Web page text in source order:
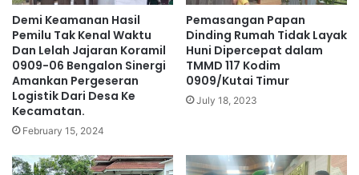
Demi Keamanan Hasil
Pemilu Tak Kenal Waktu
Dan Lelah Jajaran Koramil
0909-06 Bengalon Sinergi
Amankan Pergeseran
Logistik Dari Desa Ke
Kecamatan.
February 15, 2024
Pemasangan Papan
Dinding Rumah Tidak Layak
Huni Dipercepat dalam
TMMD 117 Kodim
0909/Kutai Timur
July 18, 2023